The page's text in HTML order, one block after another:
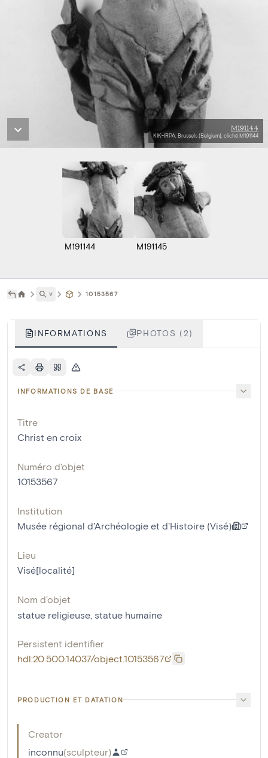
M191144
KIK-IRPA, Brussels (Belgium), cliché M191144
M191144 M191145
˅ 10153567
INFORMATIONS PHOTOS (2)
INFORMATIONS DE BASE
Titre
Christ en croix
Numéro d'objet
10153567
Institution
Musée régional d'Archéologie et d'Histoire (Visé)
Lieu
Visé[localité]
Nom d'objet
statue religieuse, statue humaine
Persistent identifier
hdl:20.500.14037/object.10153567
PRODUCTION ET DATATION
Creator
inconnu(sculpteur)